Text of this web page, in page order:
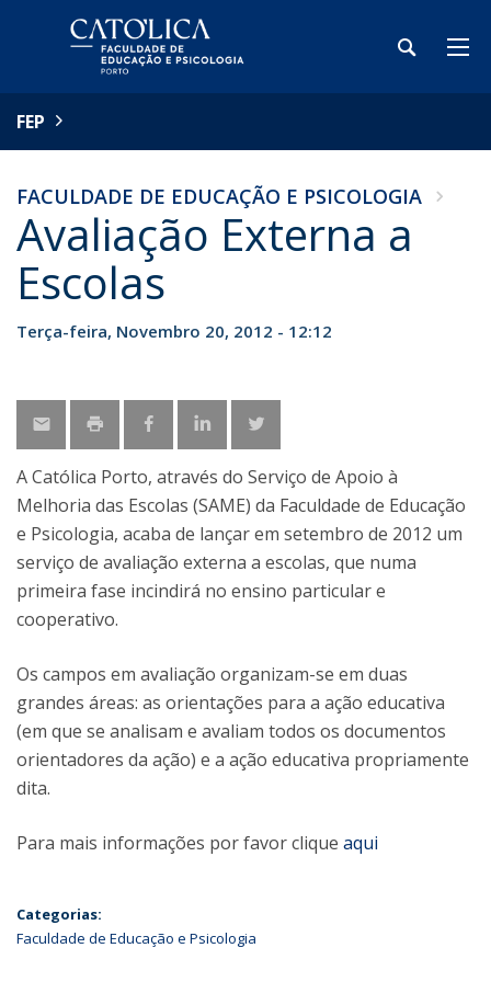
FEP
FACULDADE DE EDUCAÇÃO E PSICOLOGIA
Avaliação Externa a
Escolas
Terça-feira, Novembro 20, 2012 - 12:12
A Católica Porto, através do Serviço de Apoio à
Melhoria das Escolas (SAME) da Faculdade de Educação
e Psicologia, acaba de lançar em setembro de 2012 um
serviço de avaliação externa a escolas, que numa
primeira fase incindirá no ensino particular e
cooperativo.
Os campos em avaliação organizam-se em duas
grandes áreas: as orientações para a ação educativa
(em que se analisam e avaliam todos os documentos
orientadores da ação) e a ação educativa propriamente
dita.
Para mais informações por favor clique aqui
Categorias:
Faculdade de Educação e Psicologia